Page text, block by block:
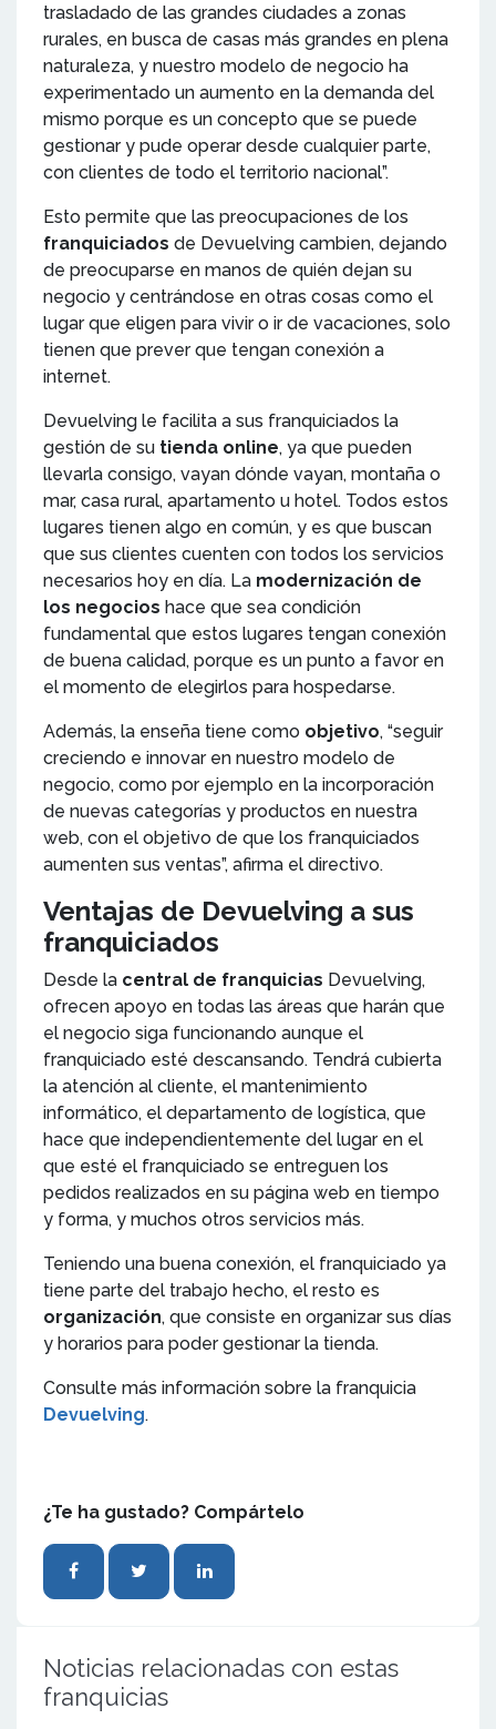
trasladado de las grandes ciudades a zonas
rurales, en busca de casas más grandes en plena
naturaleza, y nuestro modelo de negocio ha
experimentado un aumento en la demanda del
mismo porque es un concepto que se puede
gestionar y pude operar desde cualquier parte,
con clientes de todo el territorio nacional”.
Esto permite que las preocupaciones de los
franquiciados de Devuelving cambien, dejando
de preocuparse en manos de quién dejan su
negocio y centrándose en otras cosas como el
lugar que eligen para vivir o ir de vacaciones, solo
tienen que prever que tengan conexión a
internet.
Devuelving le facilita a sus franquiciados la
gestión de su tienda online, ya que pueden
llevarla consigo, vayan dónde vayan, montaña o
mar, casa rural, apartamento u hotel. Todos estos
lugares tienen algo en común, y es que buscan
que sus clientes cuenten con todos los servicios
necesarios hoy en día. La modernización de
los negocios hace que sea condición
fundamental que estos lugares tengan conexión
de buena calidad, porque es un punto a favor en
el momento de elegirlos para hospedarse.
Además, la enseña tiene como objetivo, “seguir
creciendo e innovar en nuestro modelo de
negocio, como por ejemplo en la incorporación
de nuevas categorías y productos en nuestra
web, con el objetivo de que los franquiciados
aumenten sus ventas”, afirma el directivo.
Ventajas de Devuelving a sus
franquiciados
Desde la central de franquicias Devuelving,
ofrecen apoyo en todas las áreas que harán que
el negocio siga funcionando aunque el
franquiciado esté descansando. Tendrá cubierta
la atención al cliente, el mantenimiento
informático, el departamento de logística, que
hace que independientemente del lugar en el
que esté el franquiciado se entreguen los
pedidos realizados en su página web en tiempo
y forma, y muchos otros servicios más.
Teniendo una buena conexión, el franquiciado ya
tiene parte del trabajo hecho, el resto es
organización, que consiste en organizar sus días
y horarios para poder gestionar la tienda.
Consulte más información sobre la franquicia
Devuelving.
¿Te ha gustado? Compártelo
Noticias relacionadas con estas
franquicias